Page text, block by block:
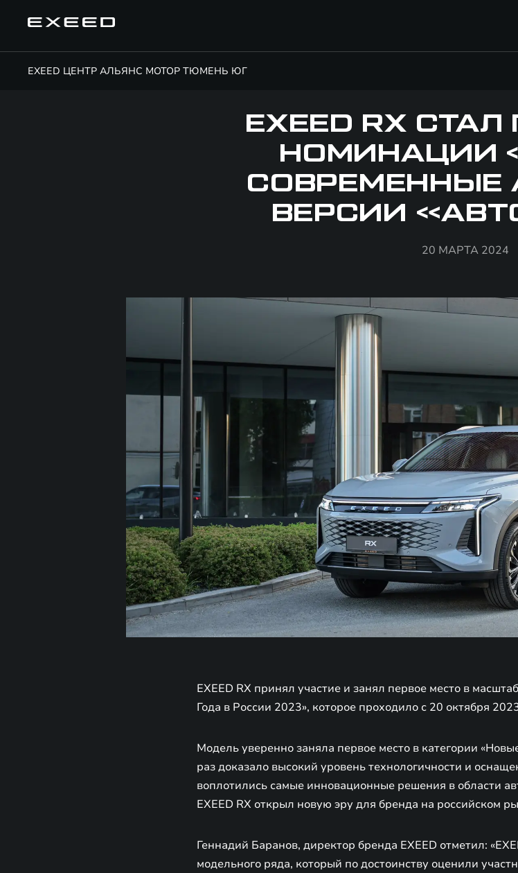
EXEED ЦЕНТР АЛЬЯНС МОТОР ТЮМЕНЬ ЮГ
EXEED RX
НОМИНАЦИИ
СОВРЕМЕННЫЕ
ВЕРСИИ
20 МАРТА 2024
EXEED RX принял участие и занял первое место в
Года в России 2023», которое проходило с 20 октября
Модель уверенно заняла первое место в категории
раз доказало высокий уровень технологичности и
воплотились самые инновационные решения в области
EXEED RX открыл новую эру для бренда на российском
Геннадий Баранов, директор бренда EXEED отметил:
модельного ряда, который по достоинству оценили